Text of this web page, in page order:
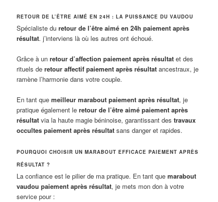
RETOUR DE L’ÊTRE AIMÉ EN 24H : LA PUISSANCE DU VAUDOU
Spécialiste duretour de l’être aimé en 24h paiement après
résultat. j’interviens là où les autres ont échoué.
Grâce à unretour d’affection paiement après résultat et des
rituels deretour affectif paiement après résultat ancestraux, je
ramène l’harmonie dans votre couple.
En tant quemeilleur marabout paiement après résultat, je
pratique également leretour de l’être aimé paiement après
résultat via la haute magie béninoise, garantissant destravaux
occultes paiement après résultat sans danger et rapides.
POURQUOI CHOISIR UN MARABOUT EFFICACE PAIEMENT APRÈS
RÉSULTAT ?
La confiance est le pilier de ma pratique. En tant quemarabout
vaudou paiement après résultat, je mets mon don à votre
service pour :